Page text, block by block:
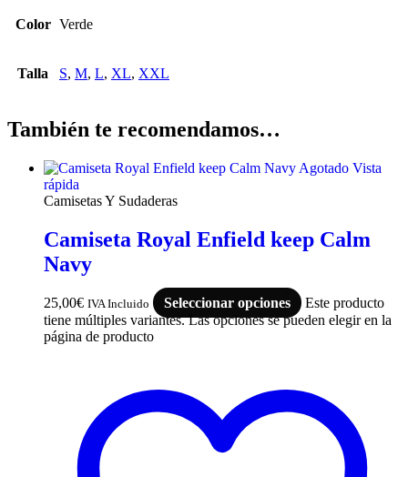
Color Verde
Talla S, M, L, XL, XXL
También te recomendamos…
Agotado Vista
rápida
Camisetas Y Sudaderas
Camiseta Royal Enfield keep Calm
Navy
25,00€ IVA Incluido Seleccionar opciones
Este producto
tiene múltiples variantes. Las opciones se pueden elegir en la
página de producto